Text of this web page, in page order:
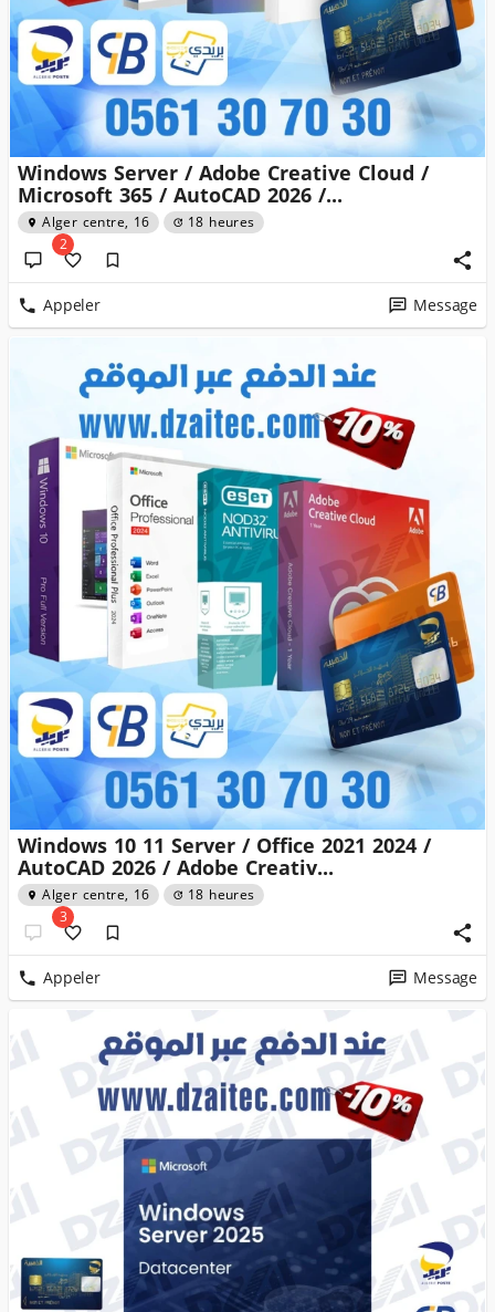
Windows Server / Adobe Creative Cloud /
Microsoft 365 / AutoCAD 2026 /...
Alger centre, 16
18 heures
2
Appeler Message
Windows 10 11 Server / Office 2021 2024 /
AutoCAD 2026 / Adobe Creativ...
Alger centre, 16
18 heures
3
Appeler Message